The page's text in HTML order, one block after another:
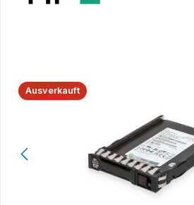
Bildergalerie überspringen
Ausverkauft